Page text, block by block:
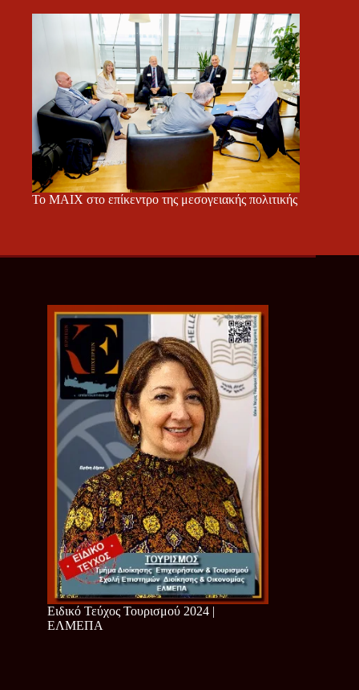
Το ΜΑΙΧ στο επίκεντρο της μεσογειακής πολιτικής
Ειδικό Τεύχος Τουρισμού 2024 |
ΕΛΜΕΠΑ